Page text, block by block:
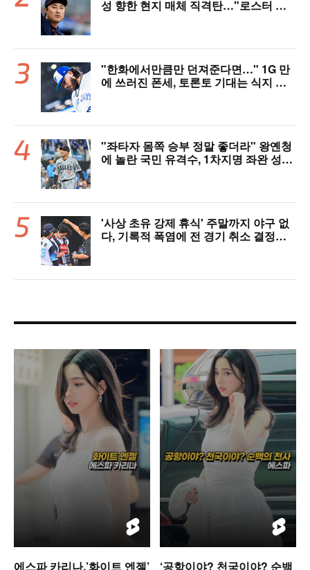
성 향한 현지 매체 직격탄…"로스터 한
"한화에서만큼만 던져준다면…" 1G 만
에 쓰러진 폰세, 토론토 기대는 식지 않
"좌타자 몸쪽 승부 정말 좋더라" 왕옌청
에 놀란 국민 유격수, 1차지명 좌완 성장
'사상 초유 강제 휴식' 주말까지 야구 없
다, 기록적 폭염에 전 경기 취소 결정…1
에스파 카리나,’화이트 엔젤’
‘공항이야? 천국이야? 순백